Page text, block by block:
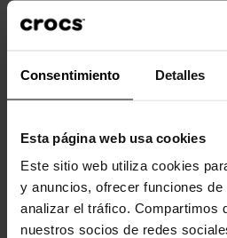
Consentimiento Detalles
Esta página web usa cookies
Este sitio web utiliza cookies
y anuncios, ofrecer funciones
analizar el tráfico. Compartimos
nuestros socios de redes
Las correas suaves y flexibles de
cómodas desde el primer día
Comodidad innovadora.
Clientes que
produto também